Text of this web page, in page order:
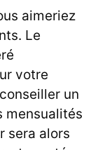
aimeriez
Le
votre
un
mensualités
sera alors